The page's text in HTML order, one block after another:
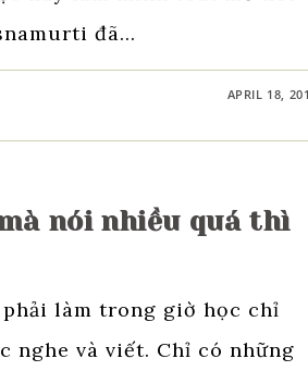
đã…
APRIL 18,
nói nhiều quá thì
làm trong giờ học chỉ
nghe và viết. Chỉ có những